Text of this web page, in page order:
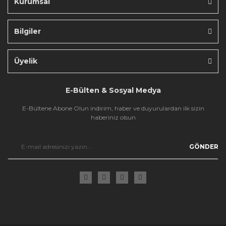
Bilgiler
Üyelik
E-Bülten & Sosyal Medya
E-Bültene Abone Olun indirim, haber ve duyurulardan ilk sizin
haberiniz olsun
GÖNDER